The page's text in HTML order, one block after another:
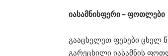
იასამნისფერი – ფოთლები
გააცხელეთ ფეხები ცხელ
გარეცხილი იასამნის